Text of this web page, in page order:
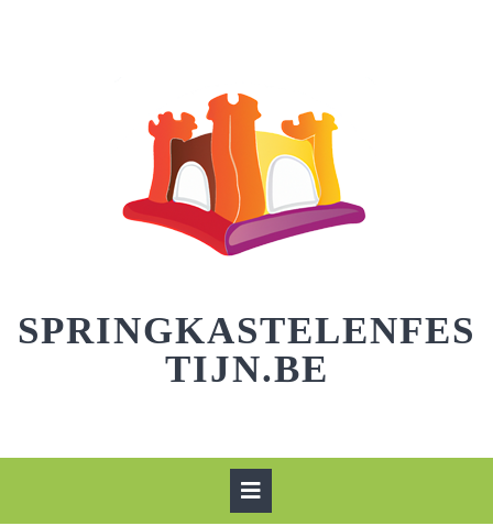
SPRINGKASTELENFES
TIJN.BE